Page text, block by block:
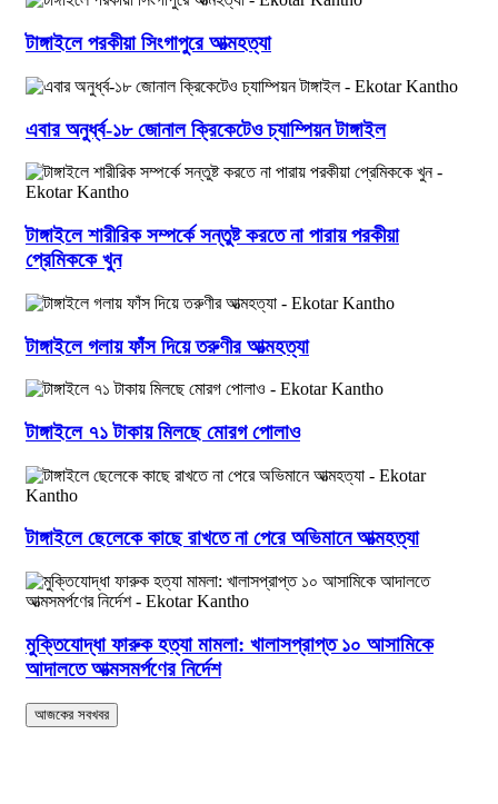
টাঙ্গাইলে পরকীয়া সিংগাপুরে আত্মহত্যা
এবার অনুর্ধ্ব-১৮ জোনাল ক্রিকেটেও চ্যাম্পিয়ন টাঙ্গাইল
টাঙ্গাইলে শারীরিক সম্পর্কে সন্তুষ্ট করতে না পারায় পরকীয়া
প্রেমিককে খুন
টাঙ্গাইলে গলায় ফাঁস দিয়ে তরুণীর আত্মহত্যা
টাঙ্গাইলে ৭১ টাকায় মিলছে মোরগ পোলাও
টাঙ্গাইলে ছেলেকে কাছে রাখতে না পেরে অভিমানে আত্মহত্যা
মুক্তিযোদ্ধা ফারুক হত্যা মামলা: খালাসপ্রাপ্ত ১০ আসামিকে
আদালতে আত্মসমর্পণের নির্দেশ